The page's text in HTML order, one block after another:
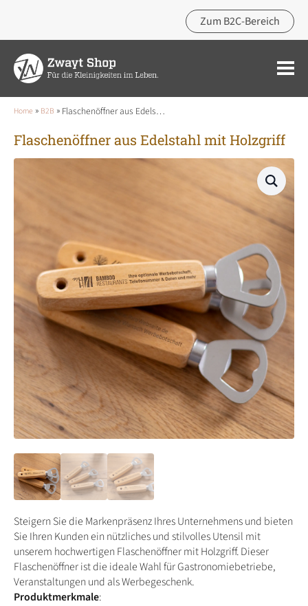
Zum B2C-Bereich
Home » B2B » Flaschenöffner aus Edelstahl mit Holzgriff
Flaschenöffner aus Edelstahl mit Holzgriff
Steigern Sie die Markenpräsenz Ihres Unternehmens und bieten
Sie Ihren Kunden ein nützliches und stilvolles Utensil mit
unserem hochwertigen Flaschenöffner mit Holzgriff. Dieser
Flaschenöffner ist die ideale Wahl für Gastronomiebetriebe,
Veranstaltungen und als Werbegeschenk.
Produktmerkmale: